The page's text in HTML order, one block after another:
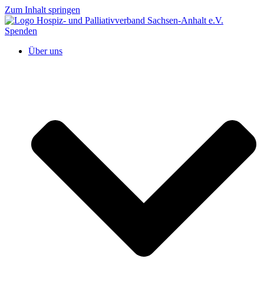
Zum Inhalt springen
Spenden
Über uns